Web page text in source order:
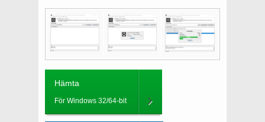
Hämta
För Windows 32/64-bit